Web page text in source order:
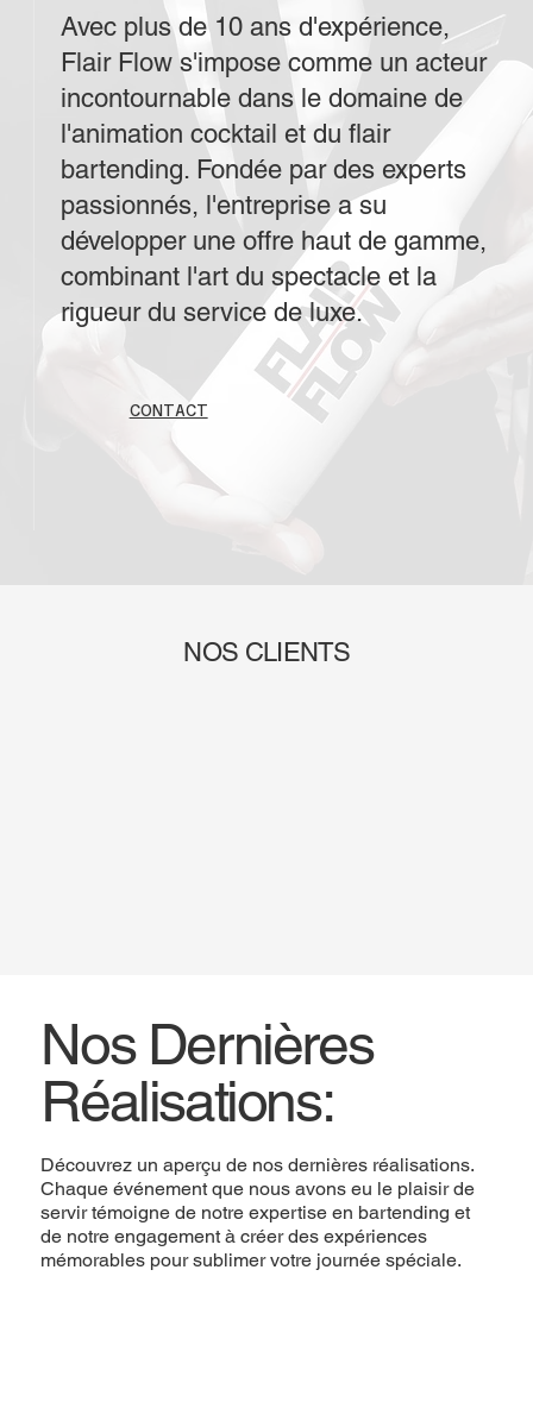
CONTACT
Avec plus de 10 ans d'expérience,
Flair Flow s'impose comme un acteur
incontournable dans le domaine de
l'animation cocktail et du flair
bartending. Fondée par des experts
passionnés, l'entreprise a su
développer une offre haut de gamme,
combinant l'art du spectacle et la
rigueur du service de luxe.
NOS CLIENTS
Nos Dernières
Réalisations:
Découvrez un aperçu de nos dernières réalisations.
Chaque événement que nous avons eu le plaisir de
servir témoigne de notre expertise en bartending et
de notre engagement à créer des expériences
mémorables pour sublimer votre journée spéciale.